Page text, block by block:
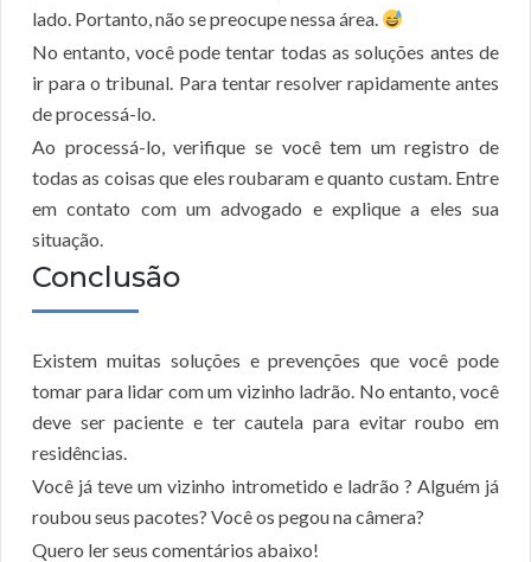
lado. Portanto, não se preocupe nessa área.
No entanto, você pode tentar todas as soluções antes de
ir para o tribunal. Para tentar resolver rapidamente antes
de processá-lo.
Ao processá-lo, verifique se você tem um registro de
todas as coisas que eles roubaram e quanto custam. Entre
em contato com um advogado e explique a eles sua
situação.
Conclusão
Existem muitas soluções e prevenções que você pode
tomar para lidar com um vizinho ladrão. No entanto, você
deve ser paciente e ter cautela para evitar roubo em
residências.
Você já teve um vizinho intrometido e ladrão ? Alguém já
roubou seus pacotes? Você os pegou na câmera?
Quero ler seus comentários abaixo!